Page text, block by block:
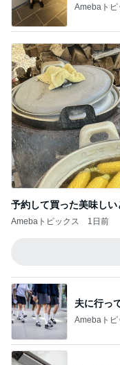
Amebaトピ
予約して買った美味しい
Amebaトピックス 1日前
夫に行っ
Amebaトピ